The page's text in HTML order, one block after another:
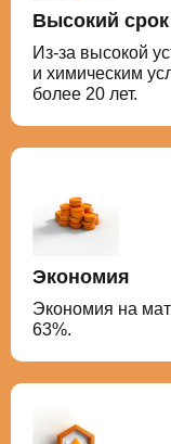
Высокий
Из-за высокой
и химическим
более 20 лет.
Экономия
Экономия на
63%.